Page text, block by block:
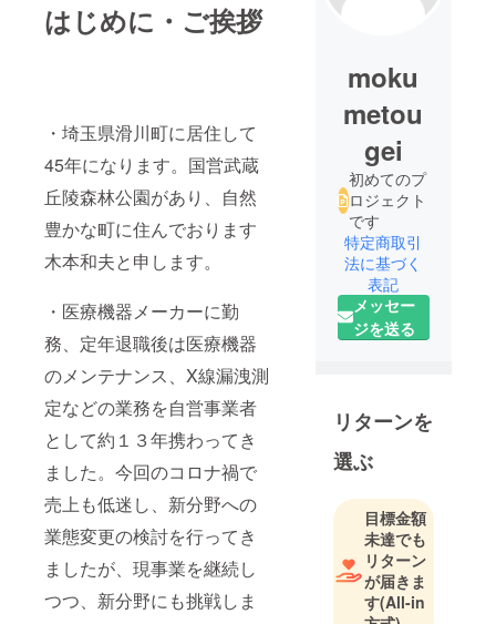
はじめに・ご挨拶
・埼玉県滑川町に居住して
45年になります。国営武蔵
丘陵森林公園があり、自然
豊かな町に住んでおります
木本和夫と申します。
・医療機器メーカーに勤
務、定年退職後は医療機器
のメンテナンス、X線漏洩測
定などの業務を自営事業者
として約１３年携わってき
ました。今回のコロナ禍で
売上も低迷し、新分野への
業態変更の検討を行ってき
ましたが、現事業を継続し
つつ、新分野にも挑戦しま
moku
metou
gei
初めてのプ
ロジェクト
です
特定商取引
法に基づく
表記
メッセー
ジを送る
リターンを
選ぶ
目標金額
未達でも
リターン
が届きま
す(All-in